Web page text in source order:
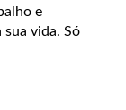
e
sua vida. Só